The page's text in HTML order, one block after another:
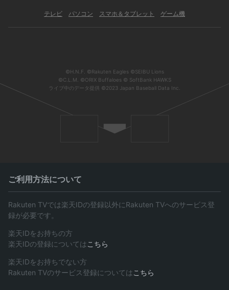
テレビ パソコン スマホ＆タブレット ゲーム機
©H.N.F. ©Rakuten Eagles ©SEIBU Lions
©C.L.M. ©ORIX Buffaloes © SoftBank HAWKS
ライブ中のデータ提供 ©2023 Japan Baseball Data Inc.
ご利用方法について
Rakuten TVでは楽天IDの登録以外にRakuten TVへのサービス登
録が必要です。
楽天IDをお持ちの方
楽天IDの登録については こちら
楽天IDをお持ちでない方
Rakuten TVのサービス登録については こちら